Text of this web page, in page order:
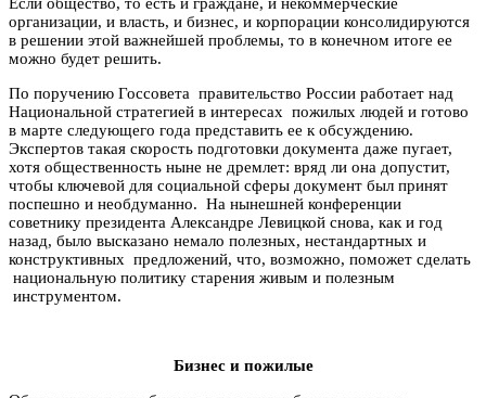
организации, и власть, и бизнес, и корпорации консолидируются
в решении этой важнейшей проблемы, то в конечном итоге ее
можно будет решить.
По поручению Госсовета правительство России работает над
Национальной стратегией в интересах пожилых людей и готово
в марте следующего года представить ее к обсуждению.
Экспертов такая скорость подготовки документа даже пугает,
хотя общественность ныне не дремлет: вряд ли она допустит,
чтобы ключевой для социальной сферы документ был принят
поспешно и необдуманно. На нынешней конференции
советнику президента Александре Левицкой снова, как и год
назад, было высказано немало полезных, нестандартных и
конструктивных предложений, что, возможно, поможет сделать
национальную политику старения живым и полезным
инструментом.
Бизнес и пожилые